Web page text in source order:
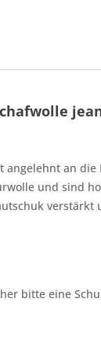
an
und sind
verstärkt
bitte eine